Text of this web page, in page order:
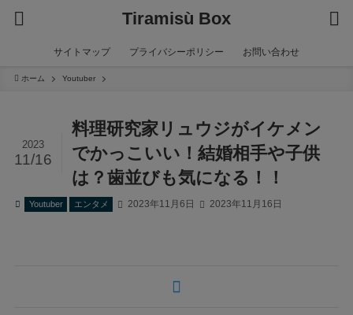
Tiramisù Box
サイトマップ プライバシーポリシー お問い合わせ
ホーム Youtuber
料理研究家リュウジがイケメン
でかっこいい！結婚相手や子供
は？歯並びも気になる！！
2023
11/16
Youtuber エンタメ 2023年11月6日 2023年11月16日